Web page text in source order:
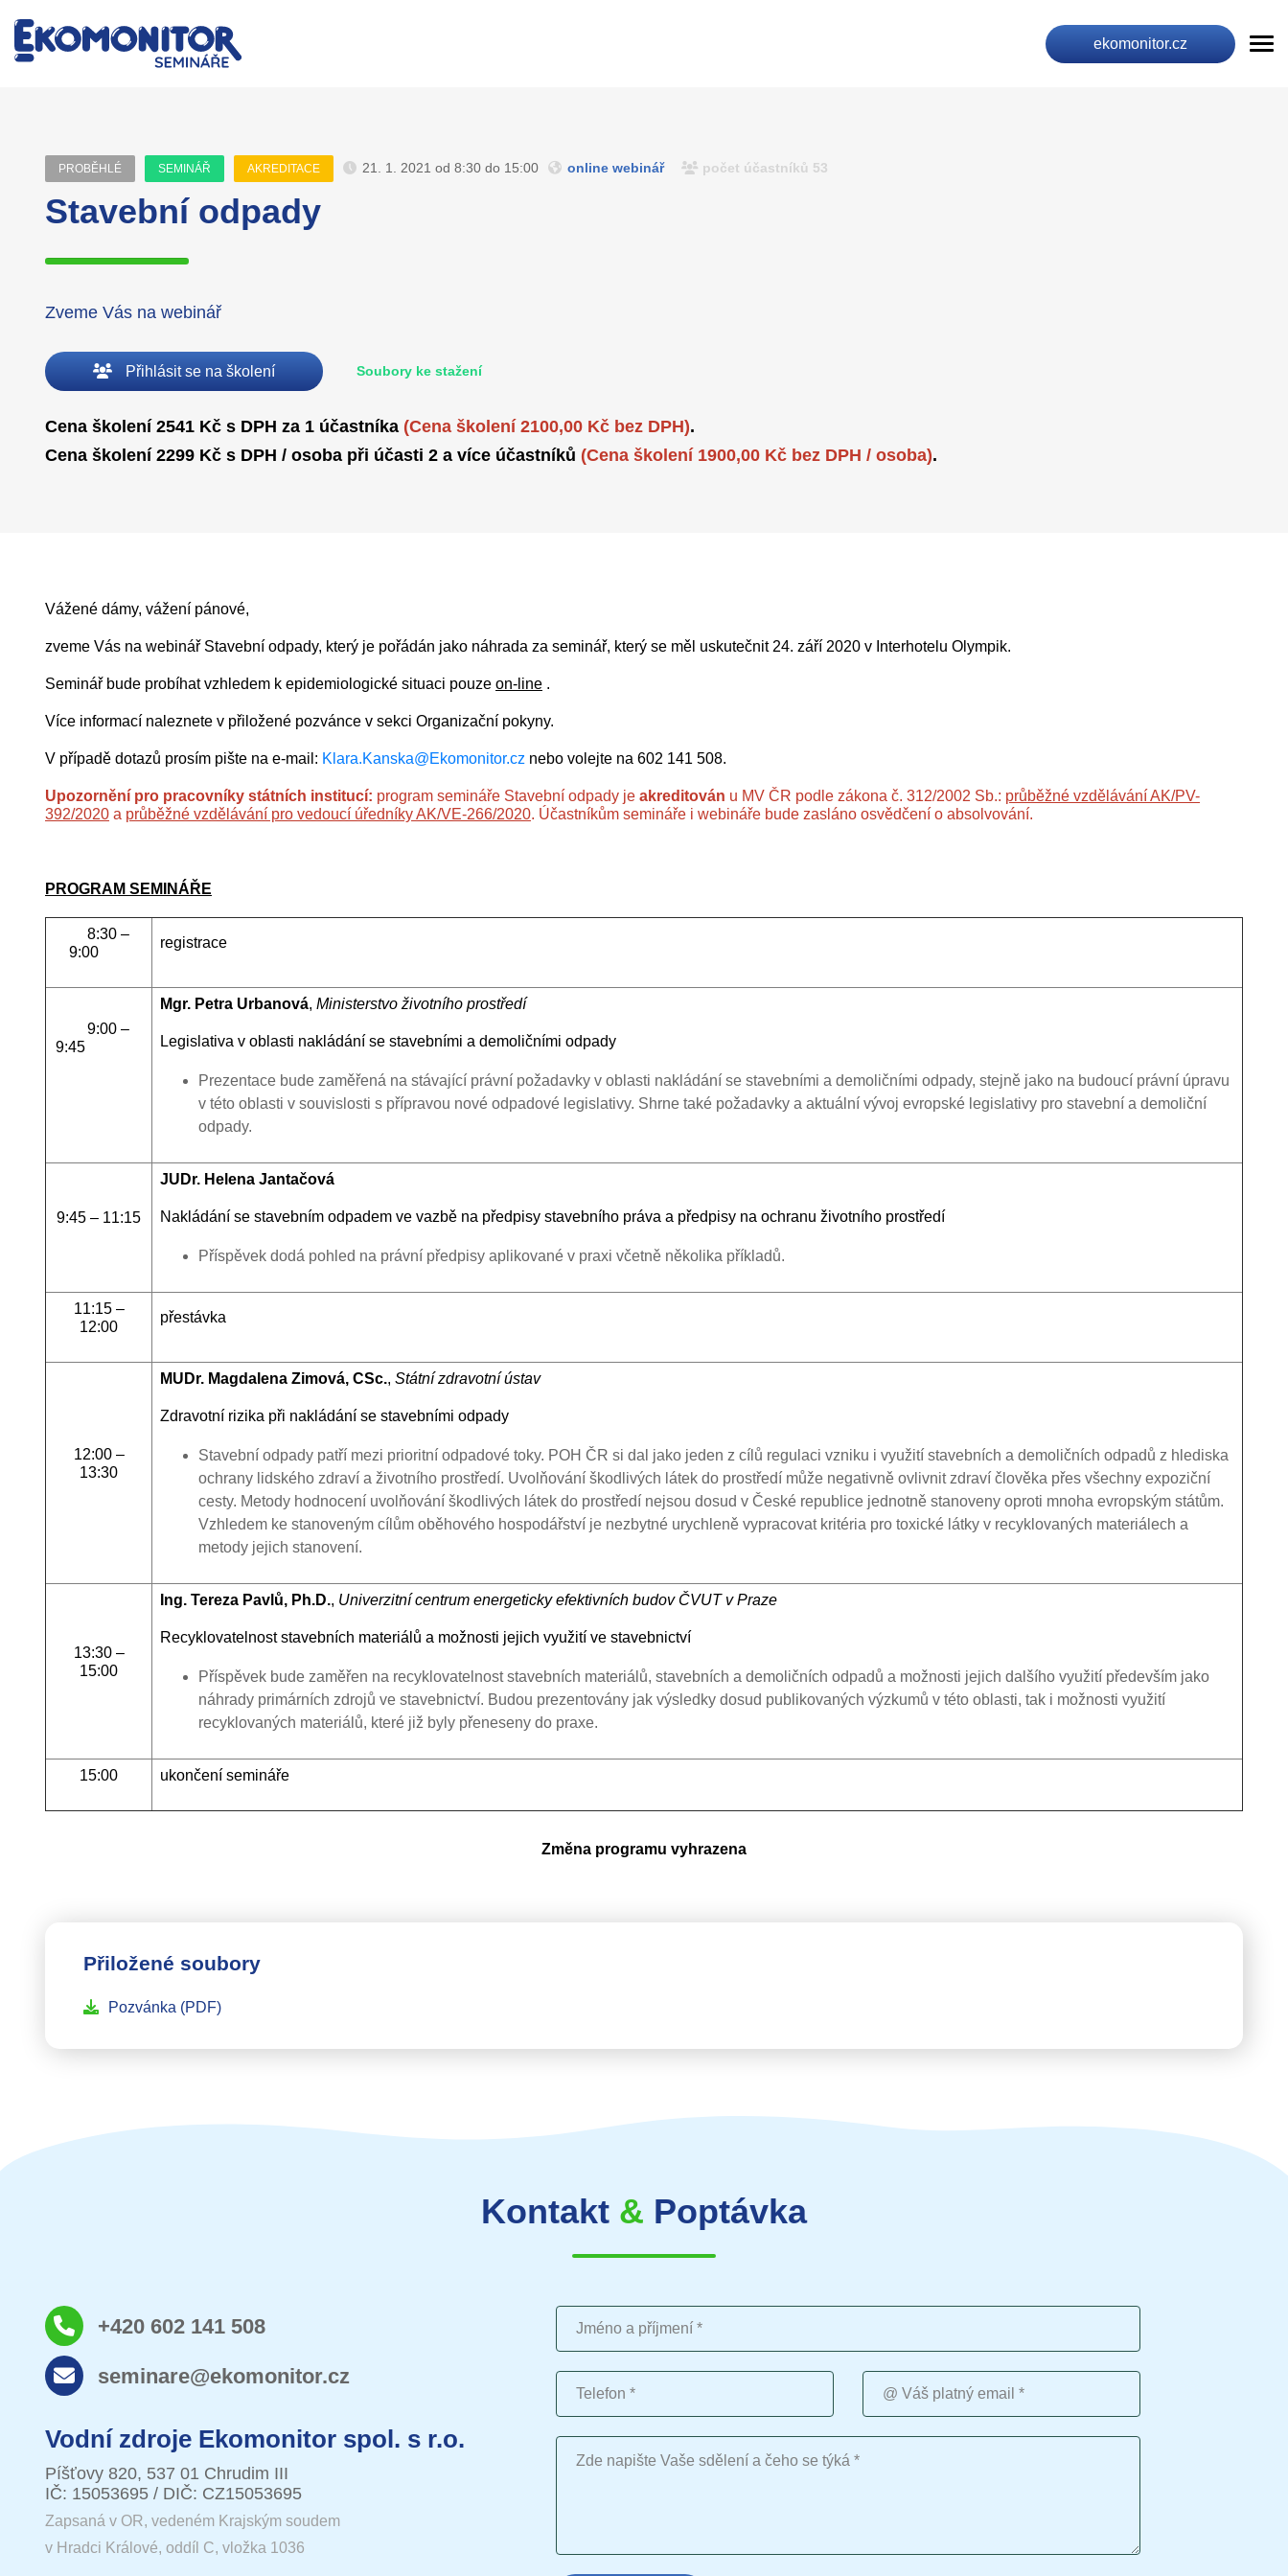
ekomonitor.cz
PROBĚHLÉ SEMINÁŘ AKREDITACE 21. 1. 2021 od 8:30 do 15:00 online webinář počet účastníků 53
Stavební odpady
Zveme Vás na webinář
Přihlásit se na školení Soubory ke stažení
Cena školení 2541 Kč s DPH za 1 účastníka (Cena školení 2100,00 Kč bez DPH).
Cena školení 2299 Kč s DPH / osoba při účasti 2 a více účastníků (Cena školení 1900,00 Kč bez DPH / osoba).
Vážené dámy, vážení pánové,
zveme Vás na webinář Stavební odpady, který je pořádán jako náhrada za seminář, který se měl uskutečnit 24. září 2020 v Interhotelu Olympik.
Seminář bude probíhat vzhledem k epidemiologické situaci pouze on-line .
Více informací naleznete v přiložené pozvánce v sekci Organizační pokyny.
V případě dotazů prosím pište na e-mail: Klara.Kanska@Ekomonitor.cz nebo volejte na 602 141 508.
Upozornění pro pracovníky státních institucí: program semináře Stavební odpady je akreditován u MV ČR podle zákona č. 312/2002 Sb.: průběžné vzdělávání AK/PV-
392/2020 a průběžné vzdělávání pro vedoucí úředníky AK/VE-266/2020. Účastníkům semináře i webináře bude zasláno osvědčení o absolvování.
PROGRAM SEMINÁŘE
8:30 –
9:00
registrace
9:00 –
9:45
Mgr. Petra Urbanová, Ministerstvo životního prostředí
Legislativa v oblasti nakládání se stavebními a demoličními odpady
Prezentace bude zaměřená na stávající právní požadavky v oblasti nakládání se stavebními a demoličními odpady, stejně jako na budoucí právní úpravu
v této oblasti v souvislosti s přípravou nové odpadové legislativy. Shrne také požadavky a aktuální vývoj evropské legislativy pro stavební a demoliční
odpady.
9:45 – 11:15
JUDr. Helena Jantačová
Nakládání se stavebním odpadem ve vazbě na předpisy stavebního práva a předpisy na ochranu životního prostředí
Příspěvek dodá pohled na právní předpisy aplikované v praxi včetně několika příkladů.
11:15 –
12:00
přestávka
12:00 –
13:30
MUDr. Magdalena Zimová, CSc., Státní zdravotní ústav
Zdravotní rizika při nakládání se stavebními odpady
Stavební odpady patří mezi prioritní odpadové toky. POH ČR si dal jako jeden z cílů regulaci vzniku i využití stavebních a demoličních odpadů z hlediska
ochrany lidského zdraví a životního prostředí. Uvolňování škodlivých látek do prostředí může negativně ovlivnit zdraví člověka přes všechny expoziční
cesty. Metody hodnocení uvolňování škodlivých látek do prostředí nejsou dosud v České republice jednotně stanoveny oproti mnoha evropským státům.
Vzhledem ke stanoveným cílům oběhového hospodářství je nezbytné urychleně vypracovat kritéria pro toxické látky v recyklovaných materiálech a
metody jejich stanovení.
13:30 –
15:00
Ing. Tereza Pavlů, Ph.D., Univerzitní centrum energeticky efektivních budov ČVUT v Praze
Recyklovatelnost stavebních materiálů a možnosti jejich využití ve stavebnictví
Příspěvek bude zaměřen na recyklovatelnost stavebních materiálů, stavebních a demoličních odpadů a možnosti jejich dalšího využití především jako
náhrady primárních zdrojů ve stavebnictví. Budou prezentovány jak výsledky dosud publikovaných výzkumů v této oblasti, tak i možnosti využití
recyklovaných materiálů, které již byly přeneseny do praxe.
15:00 ukončení semináře
Změna programu vyhrazena
Přiložené soubory
Pozvánka (PDF)
Kontakt & Poptávka
+420 602 141 508
seminare@ekomonitor.cz
Vodní zdroje Ekomonitor spol. s r.o.
Píšťovy 820, 537 01 Chrudim III
IČ: 15053695 / DIČ: CZ15053695
Zapsaná v OR, vedeném Krajským soudem
v Hradci Králové, oddíl C, vložka 1036
Jméno a příjmení
Telefon Váš platný email
Vaše sdělení